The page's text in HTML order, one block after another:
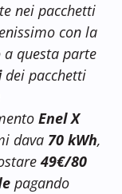
nei pacchetti
con la
questa parte
dei pacchetti
Enel X
dava 70 kWh,
49€/80
pagando